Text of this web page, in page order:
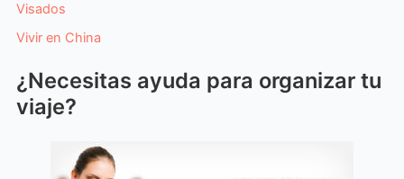
Visados
Vivir en China
¿Necesitas ayuda para organizar tu
viaje?